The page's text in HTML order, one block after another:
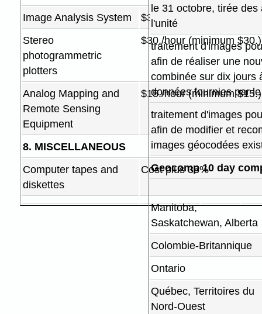
Image Analysis System
$30./hour (minimum $30.)
Stereo
photogrammetric
plotters
$30./hour (minimum $30.)
Analog Mapping and
Remote Sensing
Equipment
$15./hour (minimum $15.)
8. MISCELLANEOUS
Computer tapes and
diskettes
Cost plus 35%
le 31 octobre, tirée des
l'unité
traitement d'images
afin de réaliser une
combinée sur dix jours
données fournies par
traitement d'images
afin de modifier et
images géocodées
Geocomp 10 day
Manitoba,
Saskatchewan, Alberta
Colombie-Britannique
Ontario
Québec, Territoires du
Nord-Ouest